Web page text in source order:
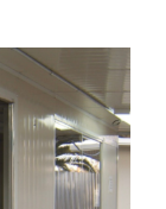
surgir
regalo